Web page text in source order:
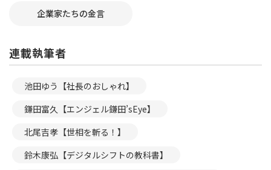
企業家たちの金言
連載執筆者
池田ゆう【社長のおしゃれ】
鎌田富久【エンジェル鎌田’sEye】
北尾吉孝【世相を斬る！】
鈴木康弘【デジタルシフトの教科書】